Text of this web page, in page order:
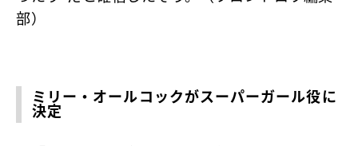
部）
ミリー・オールコックがスーパーガール役に
決定